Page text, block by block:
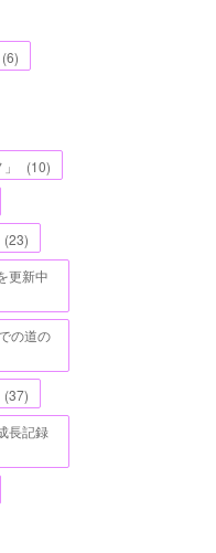
(6)
(10)
(23)
更新中
の道の
(37)
長記録